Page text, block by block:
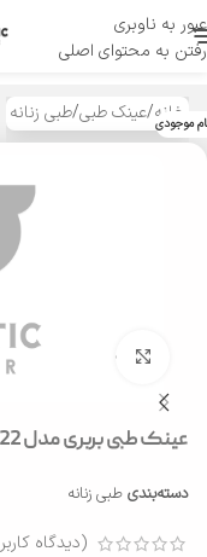
عبور به ناوبری
رفتن به محتوای اصلی
منو
خانه/عینک طبی/طبی زنانه موجودی
بزرگنمایی تصویر
عینک طبی بربری مدل BE2322
دسته‌بندی طبی زنانه
(دیدگاه کاربر